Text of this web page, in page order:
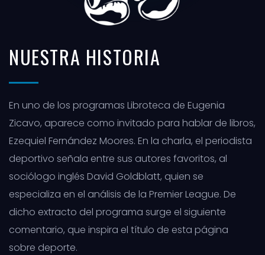
NUESTRA HISTORIA
En uno de los programas Libroteca de Eugenia
Zicavo, aparece como invitado para hablar de libros,
Ezequiel Fernández Moores. En la charla, el periodista
deportivo señala entre sus autores favoritos, al
sociólogo inglés David Goldblatt, quien se
especializa en el análisis de la Premier League. De
dicho extracto del programa surge el siguiente
comentario, que inspira el título de esta página
sobre deporte.